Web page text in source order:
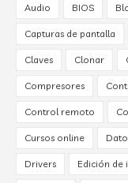
Audio BIOS
Capturas de pantalla
Claves Clonar
Compresores
Control remoto
Cursos online
Drivers Edición de